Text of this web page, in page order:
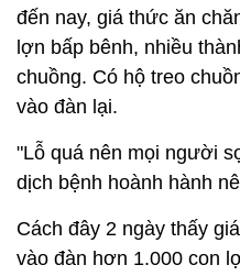
đến nay, giá thức ăn
lợn bấp bênh, nhiều
chuồng. Có hộ treo
vào đàn lại.
"Lỗ quá nên mọi người
dịch bệnh hoành hành
Cách đây 2 ngày thấy
vào đàn hơn 1.000 con